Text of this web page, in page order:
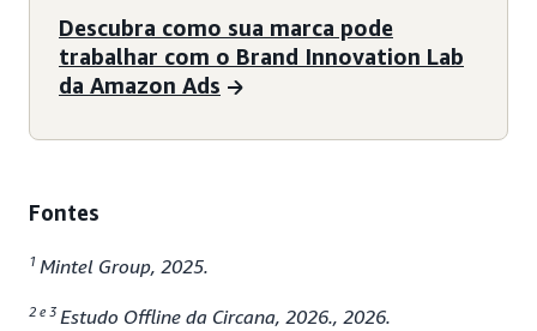
Descubra como sua marca pode
trabalhar com o Brand Innovation Lab
da Amazon Ads
Fontes
1 Mintel Group, 2025.
2 e 3 Estudo Offline da Circana, 2026., 2026.